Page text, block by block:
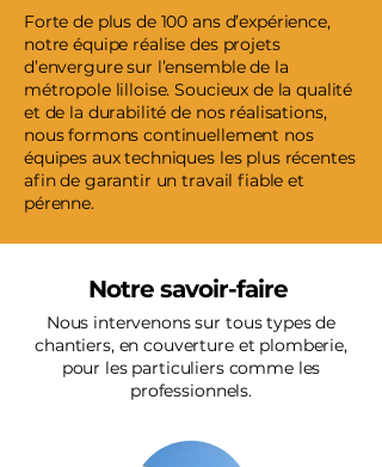
Forte de plus de 100 ans d’expérience,
notre équipe réalise des projets
d’envergure sur l’ensemble de la
métropole lilloise. Soucieux de la qualité
et de la durabilité de nos réalisations,
nous formons continuellement nos
équipes aux techniques les plus récentes
afin de garantir un travail fiable et
pérenne.
Notre savoir-faire
Nous intervenons sur tous types de
chantiers, en couverture et plomberie,
pour les particuliers comme les
professionnels.